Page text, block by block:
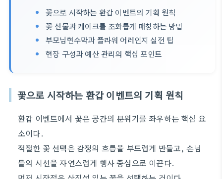
꽃으로 시작하는 환갑 이벤트의 기획 원칙
꽃 선물과 케이크를 조화롭게 매칭하는 방법
부모님현수막과 플라워 어레인지 실전 팁
현장 구성과 예산 관리의 핵심 포인트
꽃으로 시작하는 환갑 이벤트의 기획 원칙
환갑 이벤트에서 꽃은 공간의 분위기를 좌우하는 핵심 요
소이다.
적절한 꽃 선택은 감정의 흐름을 부드럽게 만들고, 손님
들의 시선을 자연스럽게 행사 중심으로 이끈다.